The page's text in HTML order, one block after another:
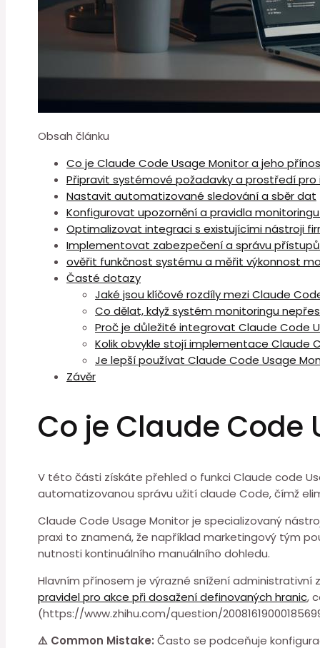
Obsah článku
Co je Claude Code Usage Monitor a jeho
Připravit systémové požadavky a prostředí pro
Nastavit automatizované ⁣sledování a ⁢sběr⁤ dat
Konfigurovat upozornění a pravidla
Optimalizovat ⁢integraci s existujícími ⁣nástroji
Implementovat zabezpečení a správu
ověřit funkčnost systému a měřit výkonnost
Časté dotazy
Jaké jsou⁢ klíčové rozdíly mezi Claude
Co dělat, když systém monitoringu
Proč je důležité integrovat Claude Code
Kolik obvykle stojí implementace Claude
Je lepší používat Claude Code ⁣Usage
Závěr
Co je Claude
V této části získáte přehled o funkci⁣ Claude code
automatizovanou správu užití claude Code, čímž
Claude Code Usage Monitor je specializovaný
praxi to znamená, že⁤ například marketingový tým
nutnosti kontinuálního manuálního dohledu.
Hlavním ⁢přínosem je výrazné snížení
pravidel pro akce při dosažení definovaných hranic,
(https://www.zhihu.com/question/
⚠️ Common Mistake: Často ⁢se podceňuje